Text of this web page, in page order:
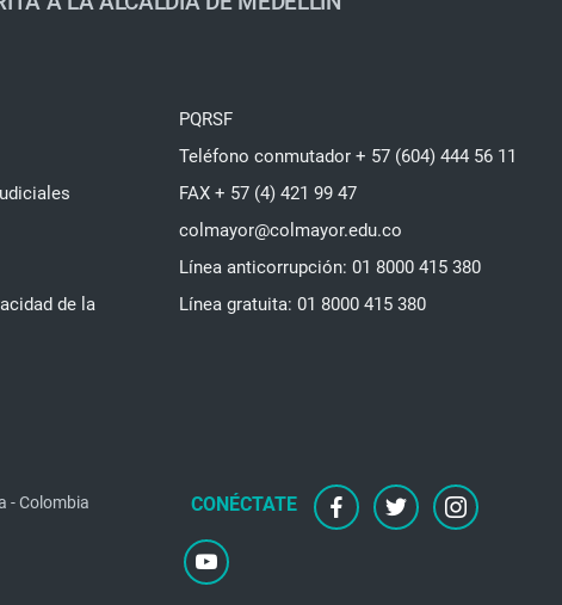
de la
PQRSF
Teléfono conmutador + 57 (604) 444 56 11
FAX + 57 (4) 421 99 47
colmayor@colmayor.edu.co
Línea anticorrupción: 01 8000 415 380
Línea gratuita: 01 8000 415 380
- Colombia